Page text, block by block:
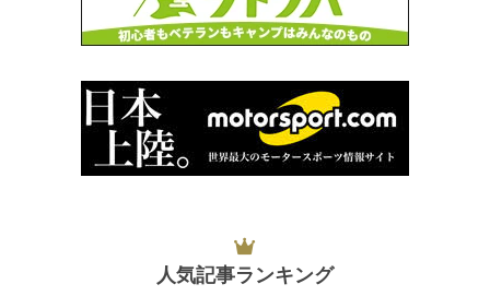
人気記事ランキング